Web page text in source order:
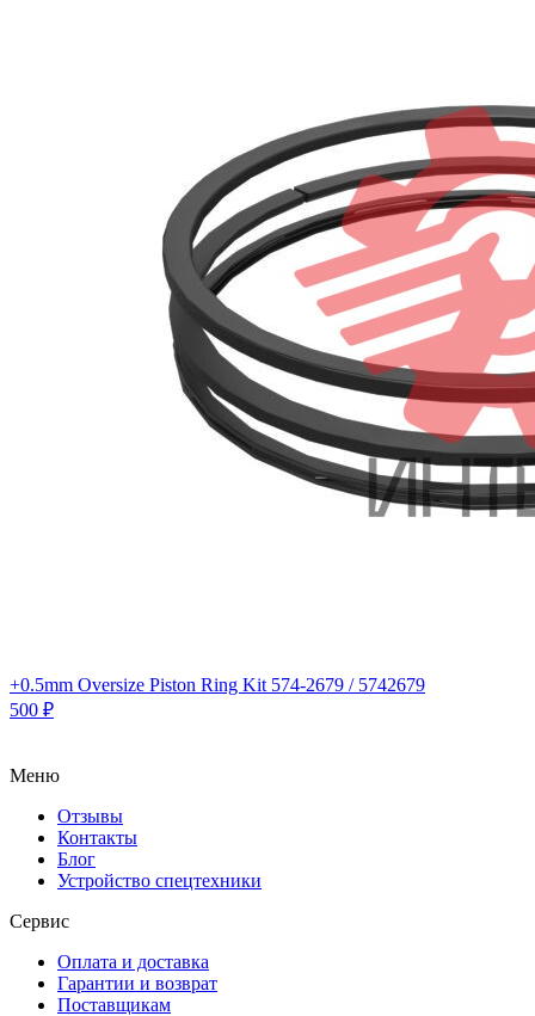
+0.5mm Oversize Piston Ring Kit 574-2679 / 5742679
500 ₽
Меню
Отзывы
Контакты
Блог
Устройство спецтехники
Сервис
Оплата и доставка
Гарантии и возврат
Поставщикам